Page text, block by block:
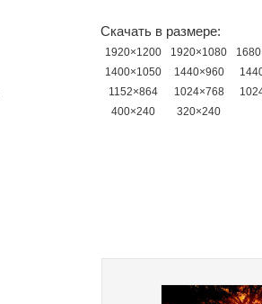
Скачать в размере:
1920×1200 1920×1080
1400×1050
1440×960
1152×864
1024×768
400×240
320×240